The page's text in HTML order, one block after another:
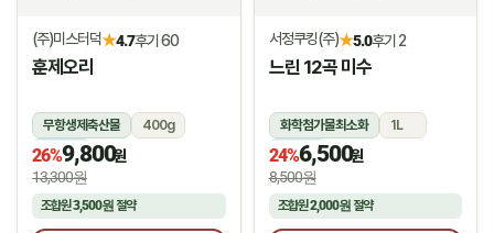
(주)미스터덕★4.7후기 60
훈제오리
무항생제축산물
400g
냉동
26%9,800원
13,300원
조합원3,500원 절약
서정쿠킹(주)★5.0후기 2
느린 12곡 미수
화학첨가물최소화
1L
냉장
24%6,500원
8,500원
조합원2,000원절약